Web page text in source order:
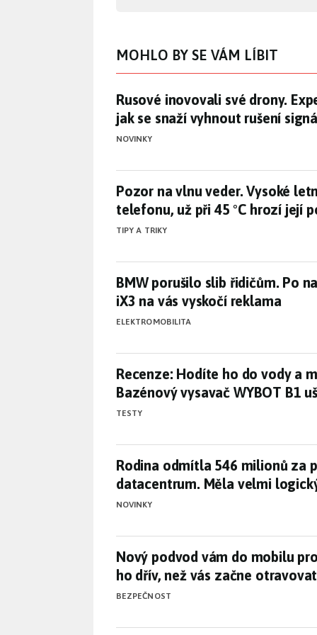
MOHLO BY SE VÁM LÍBIT
Rusové inovovali své drony.
Rusové inovovali své drony.
jak se snaží vyhnout rušení
NOVINKY
Pozor na vlnu veder. Vysoké
Pozor na vlnu veder. Vysoké
telefonu, už při 45 °C hrozí její
TIPY A TRIKY
BMW porušilo slib řidičům. Po
BMW porušilo slib řidičům. Po
iX3 na vás vyskočí reklama
ELEKTROMOBILITA
Recenze: Hodíte ho do vody a
Recenze: Hodíte ho do vody a
Bazénový vysavač WYBOT B1
TESTY
Rodina odmítla 546 milionů za
Rodina odmítla 546 milionů za
datacentrum. Měla velmi
NOVINKY
Nový podvod vám do mobilu
Nový podvod vám do mobilu
ho dřív, než vás začne otravovat
BEZPEČNOST